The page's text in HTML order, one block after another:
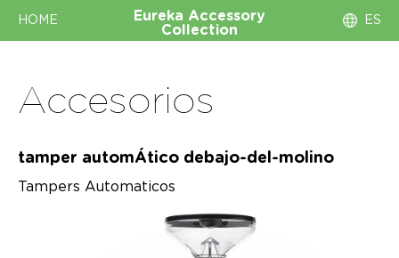
HOME Eureka Accessory
Collection
ES
Accesorios
tamper automÁtico debajo-del-molino
Tampers Automaticos